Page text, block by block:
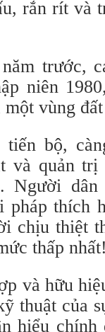
rắn rít và
trước,
niên
vùng
bộ,
và quản
Người dân
pháp thích
chịu thiệt
thấp
và hữu
thuật của
hiểu chính